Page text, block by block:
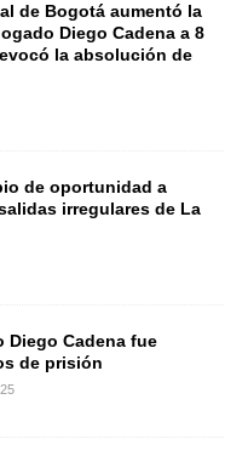
de Bogotá aumentó la
Diego Cadena a 8
la absolución de
de oportunidad a
irregulares de La
Diego Cadena fue
de prisión